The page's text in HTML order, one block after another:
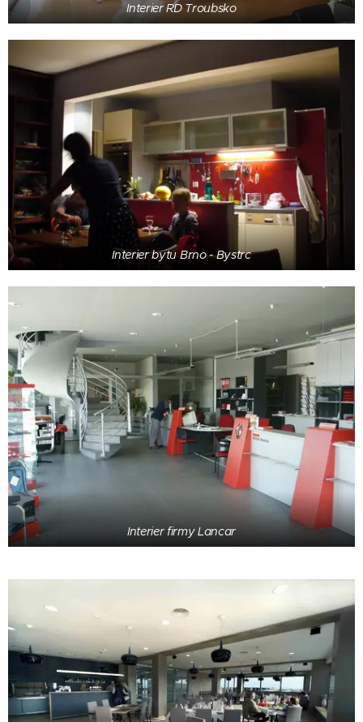
Interier RD Troubsko
Interier bytu Brno - Bystrc
Interier firmy Lancar